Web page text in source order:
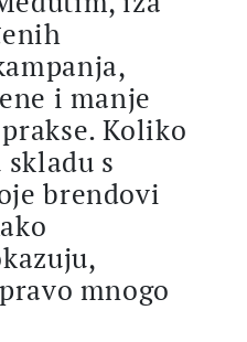
i manje
Koliko
s
brendovi
mnogo